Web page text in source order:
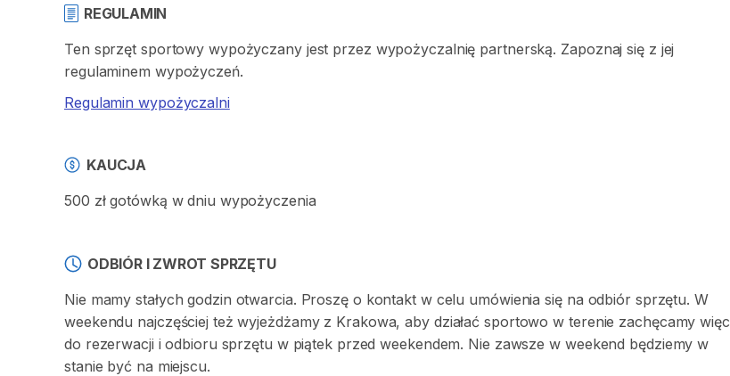
REGULAMIN
Ten sprzęt sportowy wypożyczany jest przez wypożyczalnię partnerską. Zapoznaj się z jej
regulaminem wypożyczeń.
Regulamin wypożyczalni
KAUCJA
500 zł gotówką w dniu wypożyczenia
ODBIÓR I ZWROT SPRZĘTU
Nie mamy stałych godzin otwarcia. Proszę o kontakt w celu umówienia się na odbiór sprzętu. W
weekendu najczęściej też wyjeżdżamy z Krakowa, aby działać sportowo w terenie zachęcamy więc
do rezerwacji i odbioru sprzętu w piątek przed weekendem. Nie zawsze w weekend będziemy w
stanie być na miejscu.